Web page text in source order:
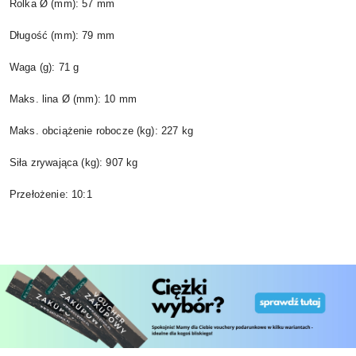
Rolka Ø (mm): 57 mm
Długość (mm): 79 mm
Waga (g): 71 g
Maks. lina Ø (mm): 10 mm
Maks. obciążenie robocze (kg): 227 kg
Siła zrywająca (kg): 907 kg
Przełożenie: 10:1